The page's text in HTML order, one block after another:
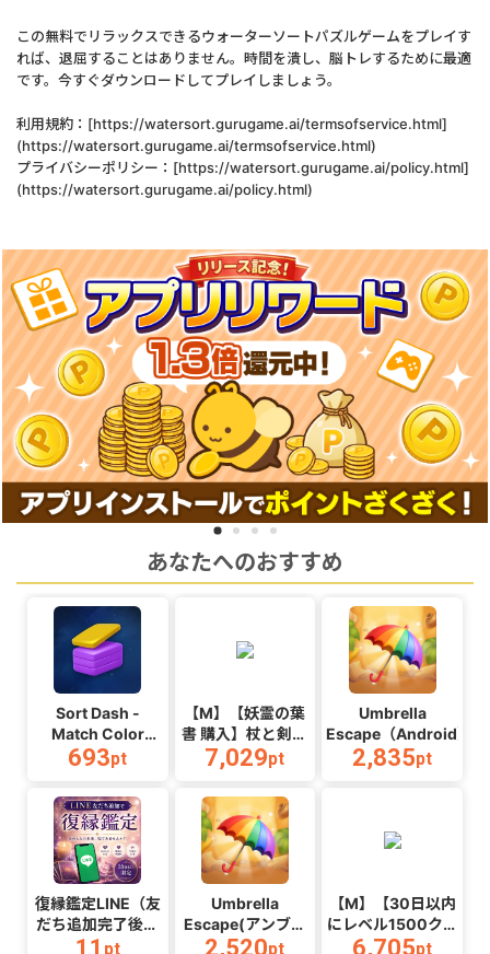
この無料でリラックスできるウォーターソートパズルゲームをプレイす
れば、退屈することはありません。時間を潰し、脳トレするために最適
です。今すぐダウンロードしてプレイしましょう。
利用規約：[https://watersort.gurugame.ai/termsofservice.html]
(https://watersort.gurugame.ai/termsofservice.html)
プライバシーポリシー：[https://watersort.gurugame.ai/policy.html]
(https://watersort.gurugame.ai/policy.html)
あなたへのおすすめ
Sort Dash -
Match Color
Puzzle（チャレン
（Android）
693pt
【M】【妖霊の葉
書 購入】杖と剣の
伝説
_Android_2608
7,029pt
Umbrella
Escape（Android）
2,835pt
復縁鑑定LINE（友
だち追加完了後ア
ンケート回答）
11 pt
Umbrella
Escape(アンブレ
ラエスケープ)
2,520pt
【M】【30日以内
にレベル1500クリ
ア】Suck it
6,705pt